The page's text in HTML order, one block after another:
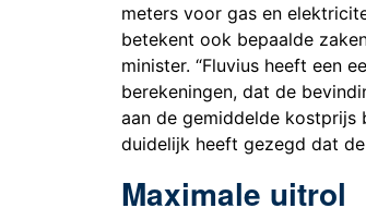
meters voor gas en
betekent ook bepaalde
minister. “Fluvius heeft een
berekeningen, dat de
aan de gemiddelde kostprijs
duidelijk heeft gezegd dat
Maximale uitrol